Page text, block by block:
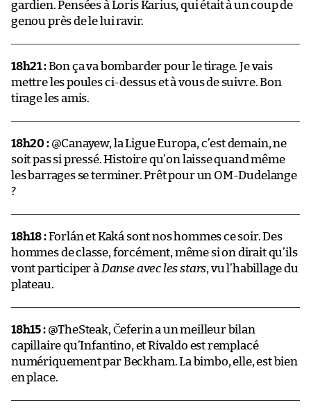
gardien. Pensées à Loris Karius, qui était à un coup de
genou près de le lui ravir.
18h21 :Bon ça va bombarder pour le tirage. Je vais
mettre les poules ci-dessus et à vous de suivre. Bon
tirage les amis.
18h20 :@Canayew, la Ligue Europa, c’est demain, ne
soit pas si pressé. Histoire qu’on laisse quand même
les barrages se terminer. Prêt pour un OM-Dudelange
?
18h18 :Forlán et Kaká sont nos hommes ce soir. Des
hommes de classe, forcément, même si on dirait qu’ils
vont participer à Danse avec les stars, vu l’habillage du
plateau.
18h15 :@TheSteak, Čeferin a un meilleur bilan
capillaire qu’Infantino, et Rivaldo est remplacé
numériquement par Beckham. La bimbo, elle, est bien
en place.